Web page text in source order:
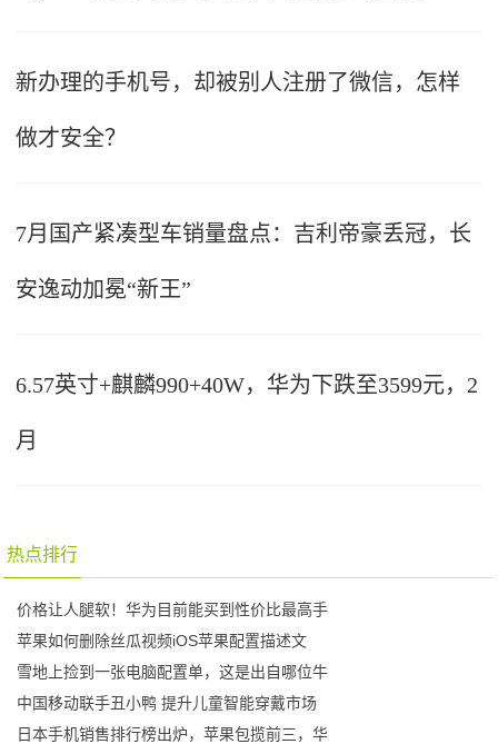
新办理的手机号，却被别人注册了微信，怎样
做才安全？
7月国产紧凑型车销量盘点：吉利帝豪丢冠，长
安逸动加冕“新王”
6.57英寸+麒麟990+40W，华为下跌至3599元，2
月
热点排行
价格让人腿软！华为目前能买到性价比最高手
苹果如何删除丝瓜视频iOS苹果配置描述文
雪地上捡到一张电脑配置单，这是出自哪位牛
中国移动联手丑小鸭 提升儿童智能穿戴市场
日本手机销售排行榜出炉，苹果包揽前三，华